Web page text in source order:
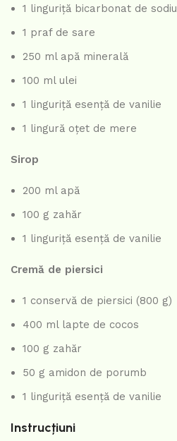
1 linguriță bicarbonat de sodiu
1 praf de sare
250 ml apă minerală
100 ml ulei
1 linguriță esență de vanilie
1 lingură oțet de mere
Sirop
200 ml apă
100 g zahăr
1 linguriță esență de vanilie
Cremă de piersici
1 conservă de piersici (800 g)
400 ml lapte de cocos
100 g zahăr
50 g amidon de porumb
1 linguriță esență de vanilie
Instrucțiuni